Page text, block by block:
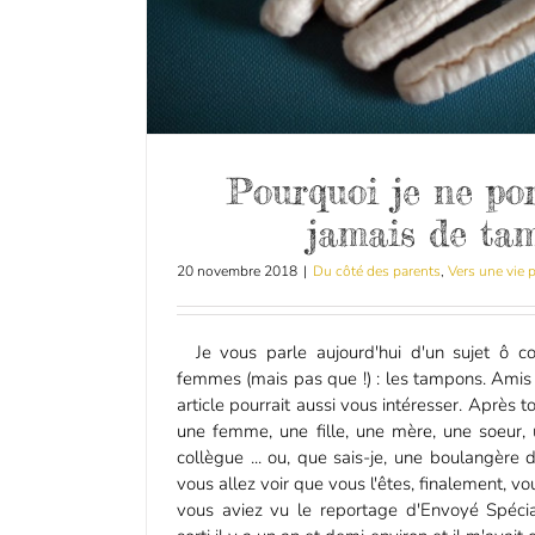
Pourquoi je ne
jamais de
20 novembre 2018 | Du côté des parents, Vers une vie
Je vous parle aujourd'hui d'un sujet ô
femmes (mais pas que !) : les tampons.
article pourrait aussi vous intéresser. Après
une femme, une fille, une mère, une soeur,
collègue ... ou, que sais-je, une boulangère
vous allez voir que vous l'êtes, finalement,
vous aviez vu le reportage d'Envoyé